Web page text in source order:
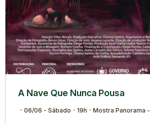
A Nave Que Nunca Pousa
06/06 - Sábado 19h Mostra Panorama